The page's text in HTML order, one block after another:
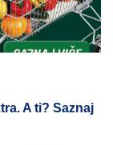
A ti? Saznaj